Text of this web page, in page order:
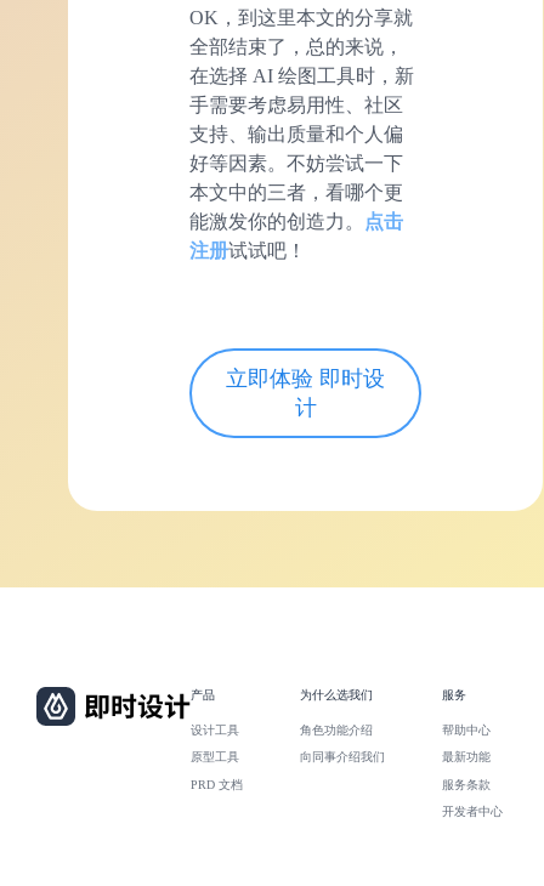
OK，到这里本文的分享就
全部结束了，总的来说，
在选择 AI 绘图工具时，新
手需要考虑易用性、社区
支持、输出质量和个人偏
好等因素。不妨尝试一下
本文中的三者，看哪个更
能激发你的创造力。
点击
注册试试吧！
立即体验 即时设
计
产品
设计工具
原型工具
PRD 文档
为什么选我们
角色功能介绍
向同事介绍我们
服务
帮助中心
最新功能
服务条款
开发者中心